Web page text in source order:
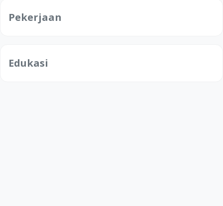
Pekerjaan
Edukasi